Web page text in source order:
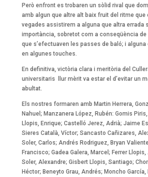
Però enfront es trobaren un sòlid rival que
amb algun que altre alt baix fruit del ritme que
vegades assistirem a alguna que altra errada
importància, sobretot com a conseqüència
que s’efectuaven les passes de baló; i
en algunes touches.
En definitiva, victòria clara i meritòria del
universitaris llur mèrit va estar el d’evitar un
abultat.
Els nostres formaren amb Martin Herrera,
Nahuel; Manzanera López, Rubén: Gomis
Llopis, Enrique; Castelló Jerez, Adrià; Jaime
Sieres Català, Víctor; Sancasto Cañizares,
Soler, Carlos; Andrés Rodriguez, Bryan
Francisco; Gadea Galera, Marcel; Ferrer
Soler, Alexandre; Gisbert Llopis, Santiago;
Héctor; Beneyto Grau, Andrés; Moncho García,